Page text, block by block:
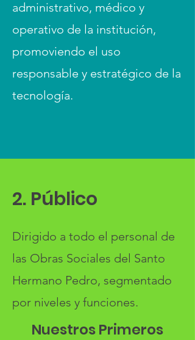
administrativo, médico y
operativo de la institución,
promoviendo el uso
responsable y estratégico de la
tecnología.
2. Público
Dirigido a todo el personal de
las Obras Sociales del Santo
Hermano Pedro, segmentado
por niveles y funciones.
Nuestros Primeros